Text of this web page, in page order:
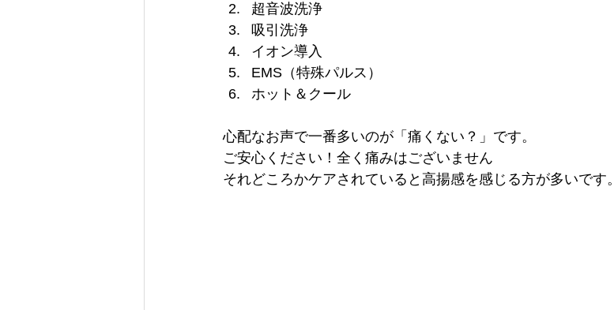
超音波洗浄
吸引洗浄
イオン導入
EMS（特殊パルス）
ホット＆クール
心配なお声で一番多いのが「痛くない？」です。
ご安心ください！全く痛みはございません
それどころかケアされていると高揚感を感じる方が多いです。